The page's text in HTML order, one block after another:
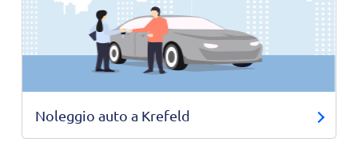
Noleggio auto a Krefeld